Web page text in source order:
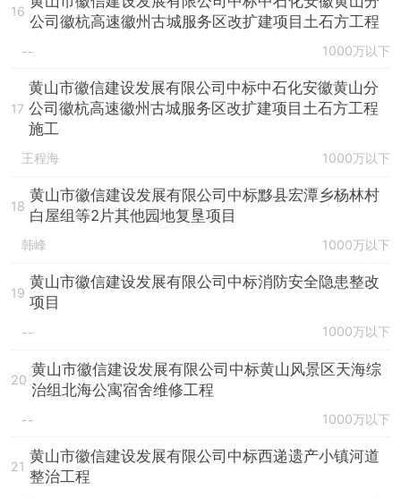
16
公司徽杭高速徽州古城服务区改扩建项目土石方工程
-- 1000万以下
17
黄山市徽信建设发展有限公司中标中石化安徽黄山分
公司徽杭高速徽州古城服务区改扩建项目土石方工程
施工
王程海 1000万以下
18
黄山市徽信建设发展有限公司中标黟县宏潭乡杨林村
白屋组等2片其他园地复垦项目
韩峰 1000万以下
19
黄山市徽信建设发展有限公司中标消防安全隐患整改
项目
-- 1000万以下
20
黄山市徽信建设发展有限公司中标黄山风景区天海综
治组北海公寓宿舍维修工程
-- 1000万以下
21
黄山市徽信建设发展有限公司中标西递遗产小镇河道
整治工程